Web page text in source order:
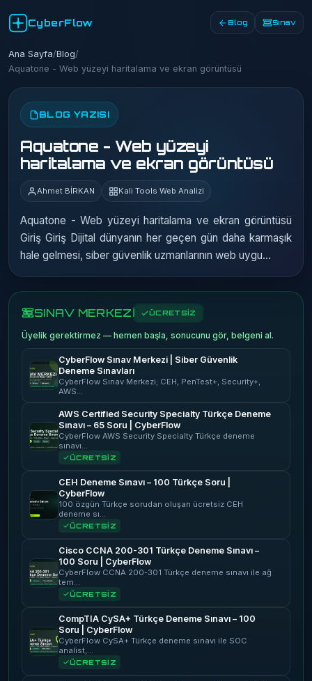
CyberFlow Blog Sınav
Ana Sayfa/Blog/
Aquatone - Web yüzeyi haritalama ve ekran görüntüsü
BLOG YAZISI
Aquatone - Web yüzeyi
haritalama ve ekran görüntüsü
Ahmet BİRKAN Kali Tools Web Analizi
Aquatone - Web yüzeyi haritalama ve ekran görüntüsü
Giriş Giriş Dijital dünyanın her geçen gün daha karmaşık
hale gelmesi, siber güvenlik uzmanlarının web uygu…
SINAV MERKEZİ ÜCRETSİZ
Üyelik gerektirmez — hemen başla, sonucunu gör, belgeni al.
CyberFlow Sınav Merkezi | Siber Güvenlik
Deneme Sınavları
CyberFlow Sınav Merkezi; CEH, PenTest+, Security+,
AWS…
AWS Certified Security Specialty Türkçe Deneme
Sınavı – 65 Soru | CyberFlow
CyberFlow AWS Security Specialty Türkçe deneme
sınavı…
ÜCRETSİZ
CEH Deneme Sınavı – 100 Türkçe Soru |
CyberFlow
100 özgün Türkçe sorudan oluşan ücretsiz CEH
deneme sı…
ÜCRETSİZ
Cisco CCNA 200-301 Türkçe Deneme Sınavı –
100 Soru | CyberFlow
CyberFlow CCNA 200-301 Türkçe deneme sınavı ile ağ
tem…
ÜCRETSİZ
CompTIA CySA+ Türkçe Deneme Sınavı – 100
Soru | CyberFlow
CyberFlow CySA+ Türkçe deneme sınavı ile SOC
analist,…
ÜCRETSİZ